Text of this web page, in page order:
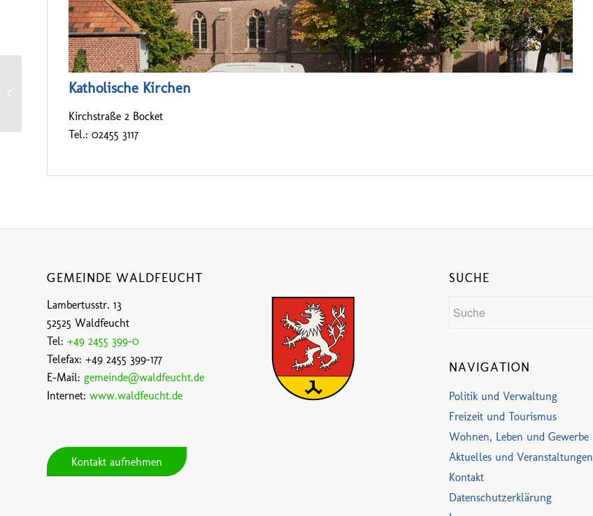
Katholische Kirchen
Kirchstraße 2 Bocket
Tel.: 02455 3117
GEMEINDE WALDFEUCHT
Lambertusstr. 13
52525 Waldfeucht
Tel: +49 2455 399-0
Telefax: +49 2455 399-177
E-Mail: gemeinde@waldfeucht.de
Internet: www.waldfeucht.de
Kontakt aufnehmen
SUCHE
NAVIGATION
Politik und Verwaltung
Freizeit und Tourismus
Wohnen, Leben und Gewerbe
Aktuelles und Veranstaltungen
Kontakt
Datenschutzerklärung
Waldfeucht – “Bürgertreff”